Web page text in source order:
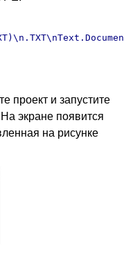
проект и запустите
экране появится
на рисунке